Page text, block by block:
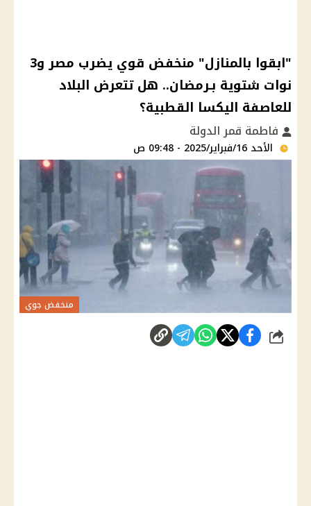
"ابقوا بالمنازل" منخفض قوي يضرب مصر و3
نوات شتوية بـرمضان.. هل تتعرض البلاد
للعاصفة اليكسا القطبية؟
فاطمة قمر الدولة
الأحد 16/فبراير/2025 - 09:48 ص
منخفض جوي
شارك